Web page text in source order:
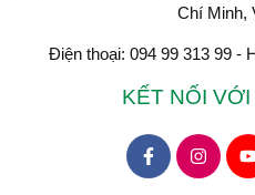
Chí Minh,
Điện thoại: 094 99 313 99 -
KẾT NỐI